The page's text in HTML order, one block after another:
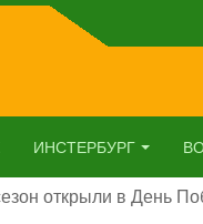
ИНСТЕРБУРГ
открыли в День